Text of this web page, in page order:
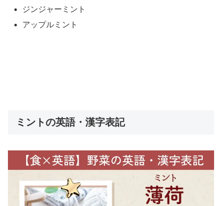
ジンジャーミント
アップルミント
ミントの英語・漢字表記